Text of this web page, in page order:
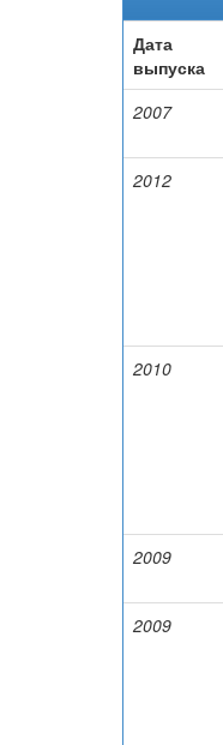
Дата
выпуска
2007
2012
2010
2009
2009